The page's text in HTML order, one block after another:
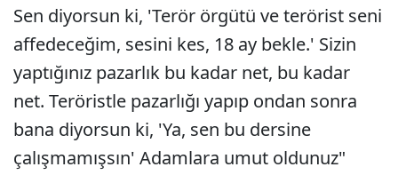
Sen diyorsun ki, 'Terör örgütü ve terörist seni
affedeceğim, sesini kes, 18 ay bekle.' Sizin
yaptığınız pazarlık bu kadar net, bu kadar
net. Teröristle pazarlığı yapıp ondan sonra
bana diyorsun ki, 'Ya, sen bu dersine
çalışmamışsın' Adamlara umut oldunuz"